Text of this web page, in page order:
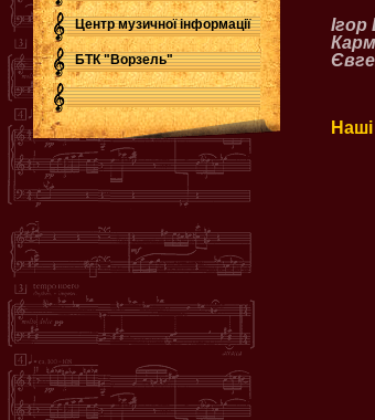
Центр музичної інформації
БТК "Ворзель"